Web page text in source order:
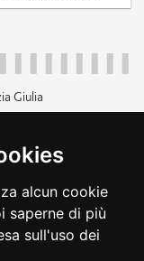
alcun cookie
saperne di più
sull'uso dei
Giulia
dichiarazione di
cookie